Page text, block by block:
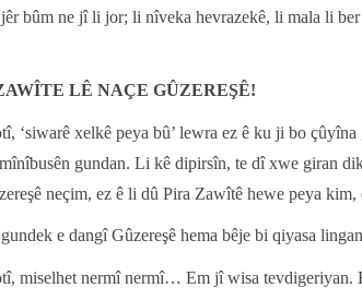
bûm ne jî li jor; li nîveka hevrazekê, li mala li
LÊ NAÇE GÛZEREŞÊ!
‘siwarê xelkê peya bû’ lewra ez ê ku ji bo
gundan. Li kê dipirsîn, te dî xwe giran
neçim, ez ê li dû Pira Zawîtê hewe peya
e dangî Gûzereşê hema bêje bi qiyasa
miselhet nermî nermî… Em jî wisa tevdigeriyan.